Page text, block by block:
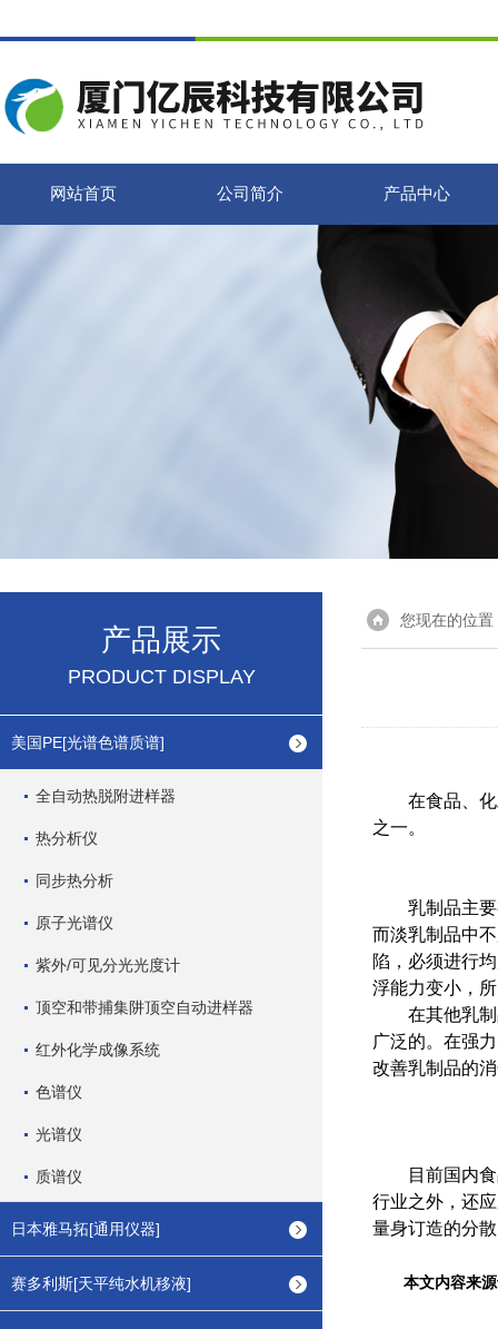
网站首页 公司简介 产品中心
产品展示
PRODUCT DISPLAY
美国PE[光谱色谱质谱]
全自动热脱附进样器
热分析仪
同步热分析
原子光谱仪
紫外/可见分光光度计
顶空和带捕集阱顶空自动进样器
红外化学成像系统
色谱仪
光谱仪
质谱仪
日本雅马拓[通用仪器]
赛多利斯[天平纯水机移液]
您现在的位置
在食品、化工
之一。
乳制品主要有
而淡乳制品中
陷，必须进行
浮能力变小，
在其他乳制品
广泛的。在强
改善乳制品的
目前国内食品
行业之外，还
量身订造的分
本文内容来源